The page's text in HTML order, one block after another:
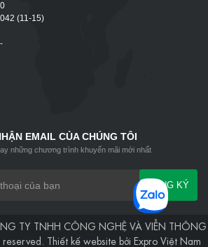
(11-15)
EMAIL CỦA CHÚNG TÔI
những chương trình khuyến mãi mới nhất
ĐĂNG KÝ
TY TNHH CÔNG NGHỆ VÀ VIỄN THÔNG
Thiết kế websitebởi Expro Việt Nam